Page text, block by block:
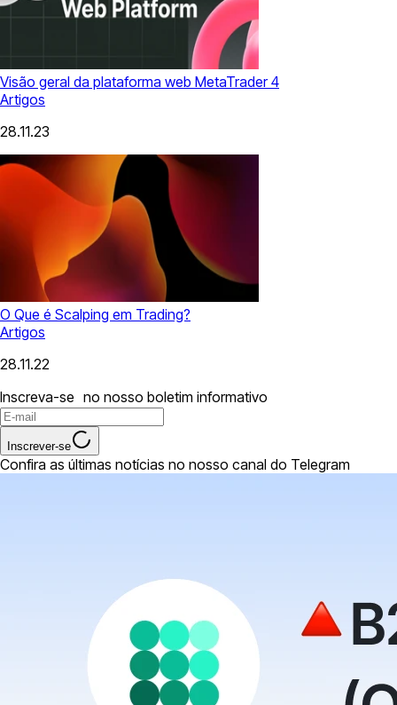
Visão geral da plataforma web MetaTrader 4
Artigos
28.11.23
O Que é Scalping em Trading?
Artigos
28.11.22
Inscreva-se no nosso boletim informativo
Inscrever-se
Confira as últimas notícias no nosso canal do Telegram